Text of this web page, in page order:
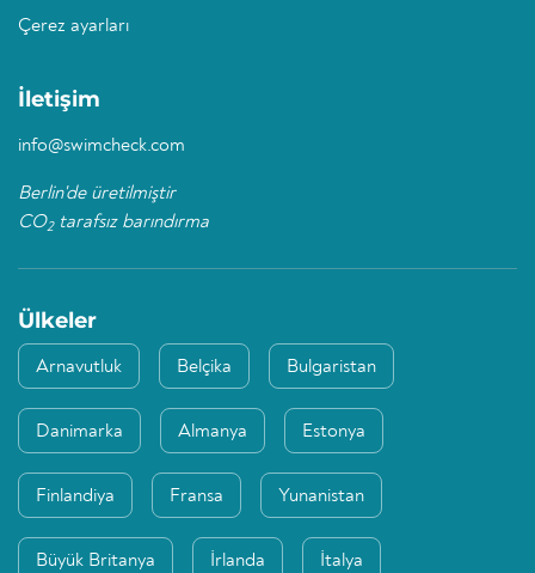
Çerez ayarları
İletişim
info@swimcheck.com
Berlin'de üretilmiştir
CO2tarafsız barındırma
Ülkeler
Arnavutluk Belçika Bulgaristan
Danimarka Almanya Estonya
Finlandiya Fransa Yunanistan
Büyük Britanya İrlanda İtalya